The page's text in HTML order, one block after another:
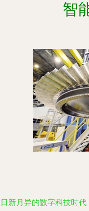
智
新月异的数字科技时